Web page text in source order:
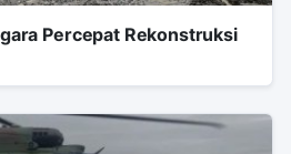
Percepat Rekonstruksi